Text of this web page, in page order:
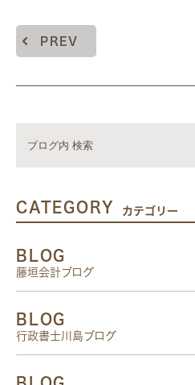
PREV
CATEGORY カテゴリー
BLOG
藤垣会計ブログ
BLOG
行政書士川島ブログ